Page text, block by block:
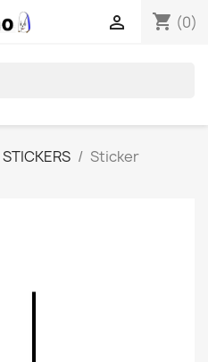
shopping_cart (0)

STICKERS
Sticker